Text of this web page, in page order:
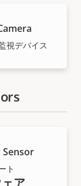
視デバイス
Sensor
ト
ス
門家のサポー